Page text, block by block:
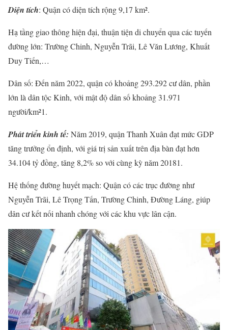
Diện tích: Quận có diện tích rộng 9,17 km².
Hạ tầng giao thông hiện đại, thuận tiện di chuyển qua các tuyến
đường lớn: Trường Chinh, Nguyễn Trãi, Lê Văn Lương, Khuất
Duy Tiến,…
Dân số: Đến năm 2022, quận có khoảng 293.292 cư dân, phần
lớn là dân tộc Kinh, với mật độ dân số khoảng 31.971
người/km²1.
Phát triển kinh tế: Năm 2019, quận Thanh Xuân đạt mức GDP
tăng trưởng ổn định, với giá trị sản xuất trên địa bàn đạt hơn
34.104 tỷ đồng, tăng 8,2% so với cùng kỳ năm 20181.
Hệ thống đường huyết mạch: Quận có các trục đường như
Nguyễn Trãi, Lê Trọng Tấn, Trường Chinh, Đường Láng, giúp
dân cư kết nối nhanh chóng với các khu vực lân cận.